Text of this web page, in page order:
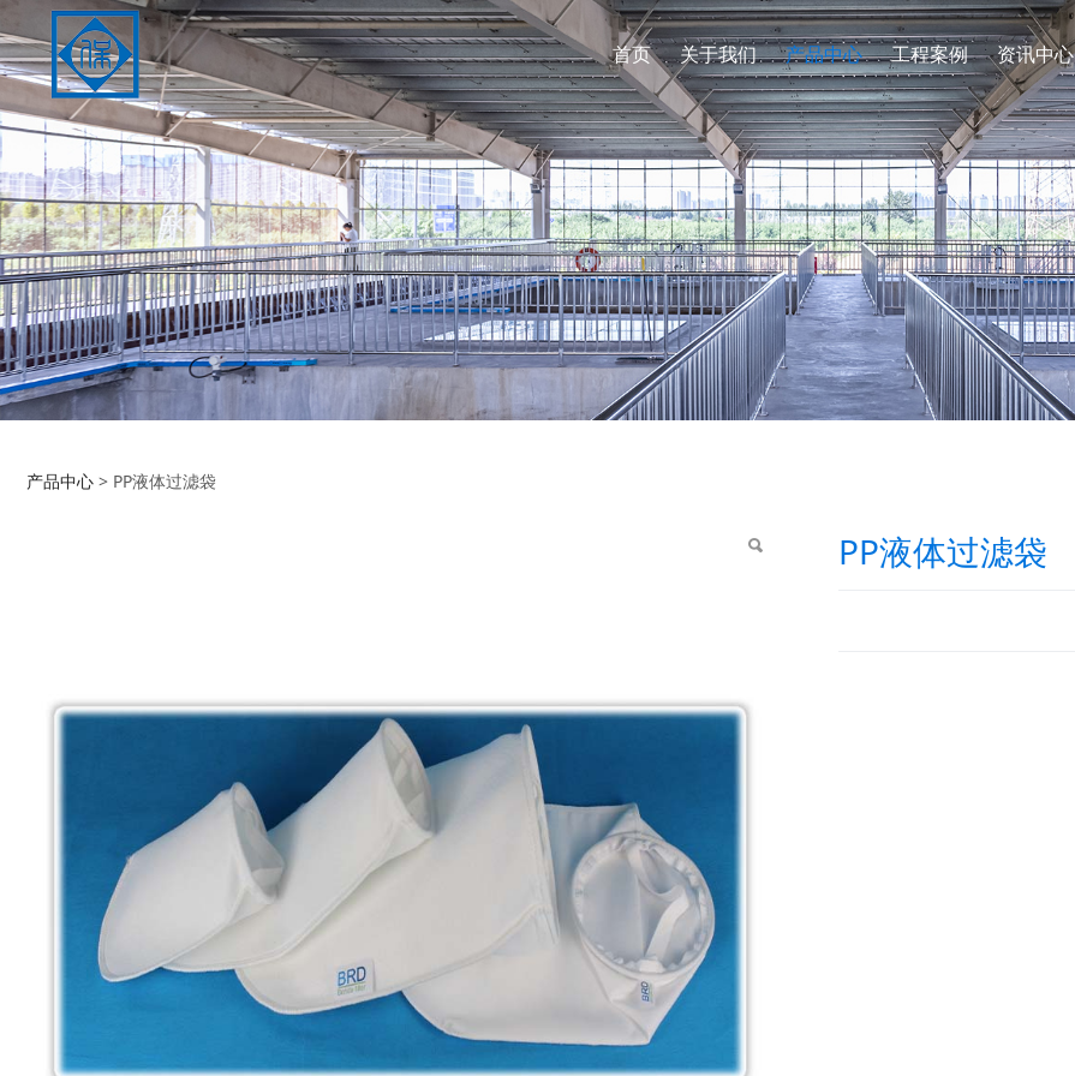
首页 关于我们 产品中心 工程案例 资讯中心
产品中心 > PP液体过滤袋
PP液体过滤袋